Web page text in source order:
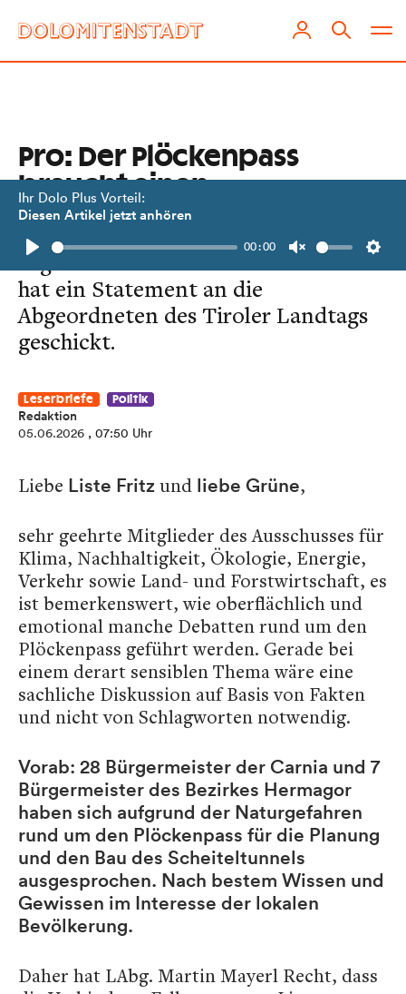
Ihr Dolo Plus Vorteil:
Diesen Artikel jetzt anhören
Play
00:00
Unmute
Pro: Der Plöckenpass
braucht einen
Scheiteltunnel
Ingo Ortner aus Kötschach-Mauthen
hat ein Statement an die
Abgeordneten des Tiroler Landtags
geschickt.
Leserbriefe Politik
Redaktion
05.06.2026 , 07:50 Uhr
Liebe Liste Fritz und liebe Grüne,
sehr geehrte Mitglieder desAusschusses für
Klima, Nachhaltigkeit, Ökologie, Energie,
Verkehr sowie Land- und Forstwirtschaft, es
ist bemerkenswert, wie oberflächlich und
emotional manche Debatten rund um den
Plöckenpass geführt werden. Gerade bei
einem derart sensiblen Thema wäre eine
sachliche Diskussion auf Basis von Fakten
und nicht von Schlagworten notwendig.
Vorab: 28 Bürgermeister der Carnia und 7
Bürgermeister des Bezirkes Hermagor
haben sich aufgrund der Naturgefahren
rund um den Plöckenpass für die Planung
und den Bau des Scheiteltunnels
ausgesprochen. Nach bestem Wissen und
Gewissen im Interesse der lokalen
Bevölkerung.
Daher hat LAbg. Martin Mayerl Recht, dass